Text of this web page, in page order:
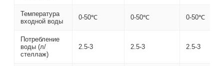
Температура
входной воды
0-50℃ 0-50℃ 0-50℃
Потребление
воды (л/
стеллаж)
2.5-3 2.5-3 2.5-3